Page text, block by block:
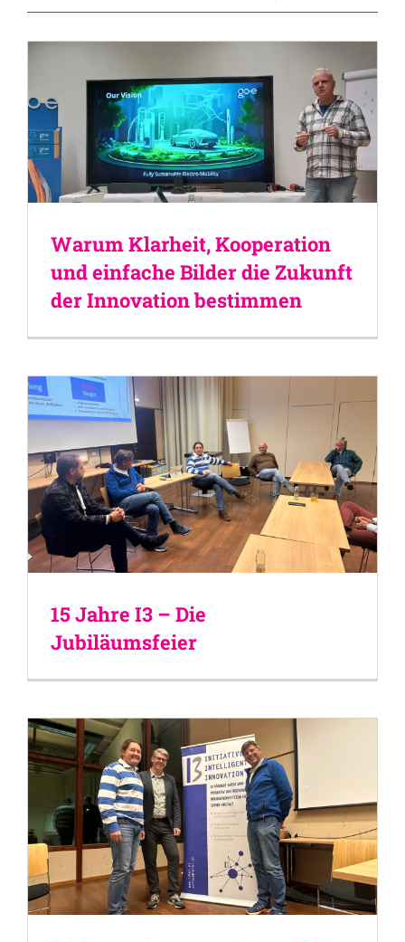
Warum Klarheit, Kooperation
und einfache Bilder die Zukunft
der Innovation bestimmen
15 Jahre I3 – Die
Jubiläumsfeier